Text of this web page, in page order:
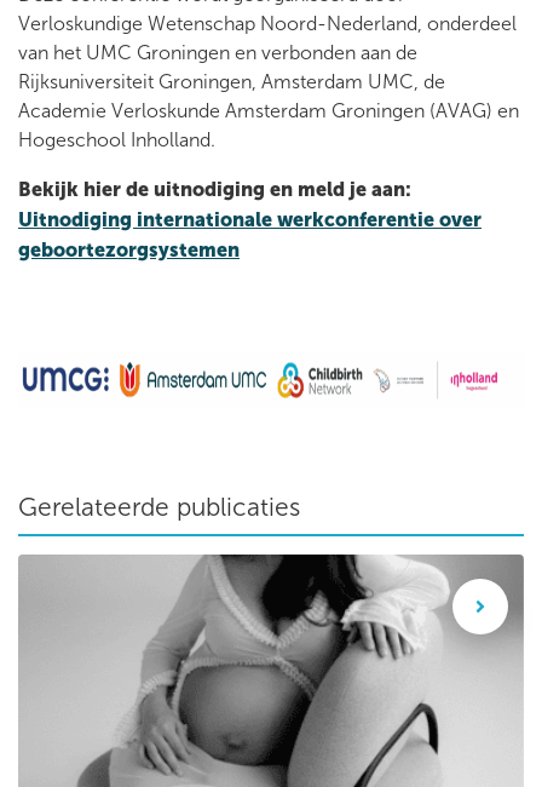
Verloskundige Wetenschap Noord-Nederland, onderdeel
van het UMC Groningen en verbonden aan de
Rijksuniversiteit Groningen, Amsterdam UMC, de
Academie Verloskunde Amsterdam Groningen (AVAG) en
Hogeschool Inholland.
Bekijk hier de uitnodiging en meld je aan:
Uitnodiging internationale werkconferentie over
geboortezorgsystemen
Gerelateerde publicaties
Wetenschappelijk artikel: Vooroordelen in de geboortezorg